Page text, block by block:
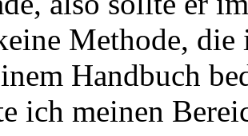
Methode,
Handbuch
ich meinen